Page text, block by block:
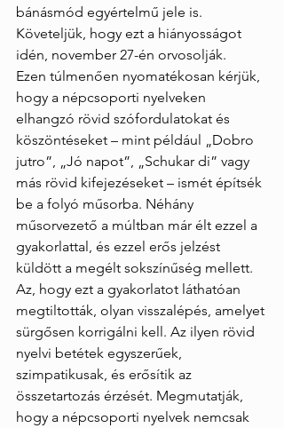
bánásmód egyértelmű jele is.
Követeljük, hogy ezt a hiányosságot
idén, november 27-én orvosolják.
Ezen túlmenően nyomatékosan kérjük,
hogy a népcsoporti nyelveken
elhangzó rövid szófordulatokat és
köszöntéseket – mint például „Dobro
jutro”, „Jó napot”, „Schukar di” vagy
más rövid kifejezéseket – ismét építsék
be a folyó műsorba. Néhány
műsorvezető a múltban már élt ezzel a
gyakorlattal, és ezzel erős jelzést
küldött a megélt sokszínűség mellett.
Az, hogy ezt a gyakorlatot láthatóan
megtiltották, olyan visszalépés, amelyet
sürgősen korrigálni kell. Az ilyen rövid
nyelvi betétek egyszerűek,
szimpatikusak, és erősítik az
összetartozás érzését. Megmutatják,
hogy a népcsoporti nyelvek nemcsak